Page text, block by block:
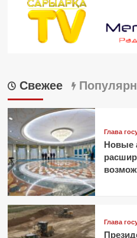
Свежее
Глава
Новые
Глава